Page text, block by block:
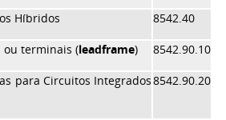
Híbridos 8542.40
terminais (leadframe) 8542.90.10
para Circuitos Integrados8542.90.20